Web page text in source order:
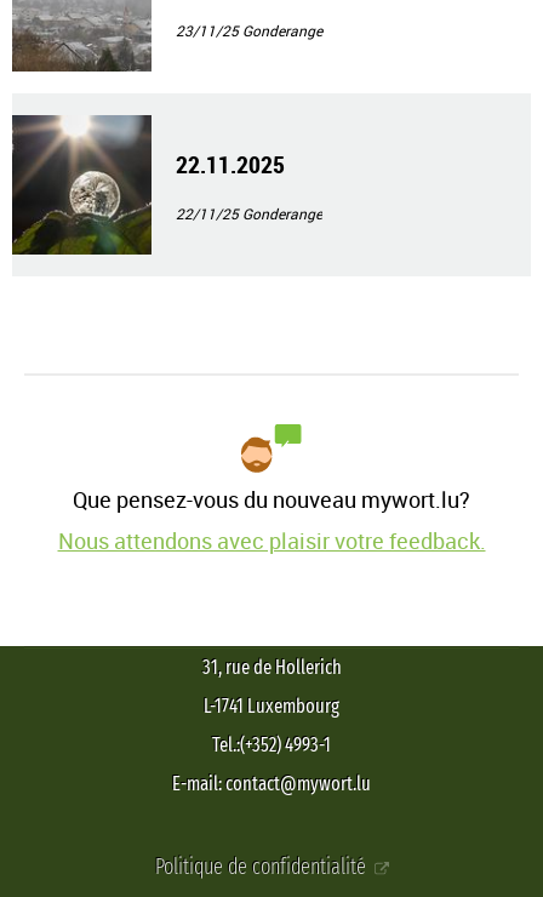
23/11/25Gonderange
22.11.2025
22/11/25Gonderange
Que pensez-vous du nouveau mywort.lu?
Nous attendons avec plaisir votre feedback.
31, rue de Hollerich
L-1741 Luxembourg
Tel.:(+352) 4993-1
E-mail: contact@mywort.lu
Politique de confidentialité